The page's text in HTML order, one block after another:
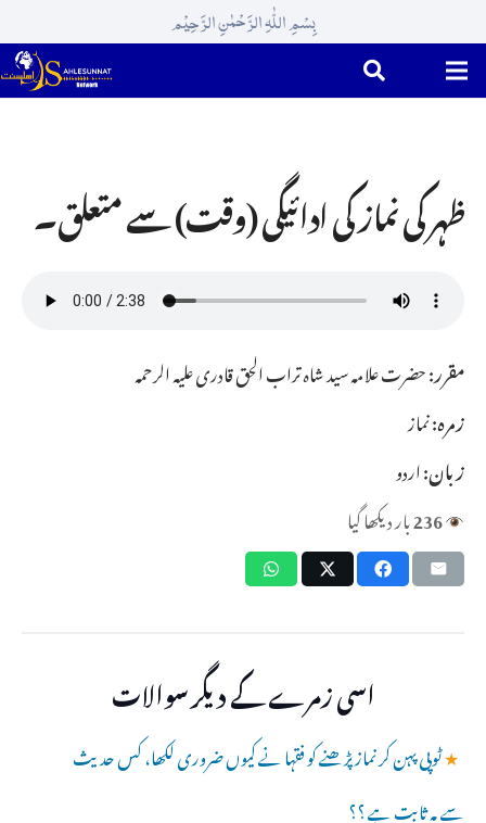
بِسْمِ اللّٰہِ الرَّحْمٰنِ الرَّحِیْم
ظہر کی نماز کی ادائیگی (وقت) سے متعلق۔
مقرر:حضرت علامہ سید شاہ تراب الحق قادری علیہ الرحمہ
زمرہ:نماز
زبان:اردو
236بار دیکھا گیا
اسی زمرے کے دیگر سوالات
★ٹوپی پہن کر نماز پڑھنے کو فقہا نے کیوں ضروری لکھا، کس حدیث
سے یہ ثابت ہے ؟؟